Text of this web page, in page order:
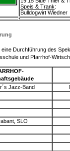
Speis & Trank:
Bulldogwirt Wiedner
eine Durchführung des
und Pfarrhof-
Jazz-Band
SLO